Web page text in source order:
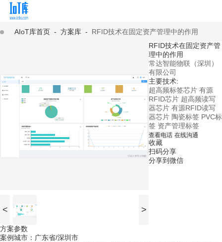
AIoT库首页 - 方案库 - RFID技术在固定资产管理中的作用
< >
RFID技术在固定资产管
理中的作用
常达智能物联（深圳）
有限公司
主要技术:
超高频标签芯片 有源
RFID芯片 超高频读写
器芯片 有源RFID读写
器芯片 陶瓷标签 PVC标
签 资产管理标签
查看电话 在线沟通
收藏
扫码分享
分享到微信
方案参数
案例城市：广东省/深圳市